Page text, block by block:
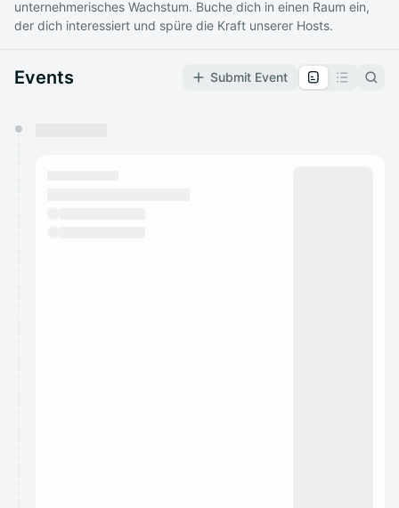
unternehmerisches Wachstum. Buche dich in einen Raum ein,
der dich interessiert und spüre die Kraft unserer Hosts.
Events Submit Event